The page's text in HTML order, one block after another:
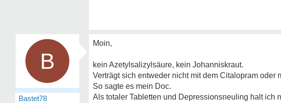
B
Bastet78
Moin,
kein Azetylsalizylsäure, kein Johanniskraut.
Verträgt sich entweder nicht mit dem Citalopram
So sagte es mein Doc.
Als totaler Tabletten und Depressionsneuling halt ich